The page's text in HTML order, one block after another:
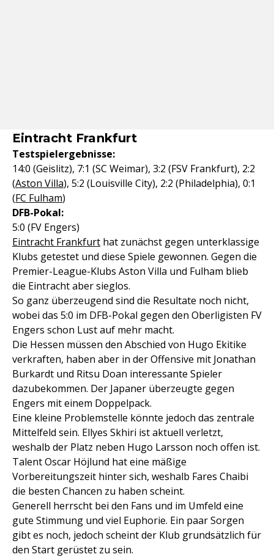
Eintracht Frankfurt
Testspielergebnisse:
14:0 (Geislitz), 7:1 (SC Weimar), 3:2 (FSV Frankfurt), 2:2
(Aston Villa), 5:2 (Louisville City), 2:2 (Philadelphia), 0:1
(FC Fulham)
DFB-Pokal:
5:0 (FV Engers)
Eintracht Frankfurt hat zunächst gegen unterklassige
Klubs getestet und diese Spiele gewonnen. Gegen die
Premier-League-Klubs Aston Villa und Fulham blieb
die Eintracht aber sieglos.
So ganz überzeugend sind die Resultate noch nicht,
wobei das 5:0 im DFB-Pokal gegen den Oberligisten FV
Engers schon Lust auf mehr macht.
Die Hessen müssen den Abschied von Hugo Ekitike
verkraften, haben aber in der Offensive mit Jonathan
Burkardt und Ritsu Doan interessante Spieler
dazubekommen. Der Japaner überzeugte gegen
Engers mit einem Doppelpack.
Eine kleine Problemstelle könnte jedoch das zentrale
Mittelfeld sein. Ellyes Skhiri ist aktuell verletzt,
weshalb der Platz neben Hugo Larsson noch offen ist.
Talent Oscar Höjlund hat eine mäßige
Vorbereitungszeit hinter sich, weshalb Fares Chaibi
die besten Chancen zu haben scheint.
Generell herrscht bei den Fans und im Umfeld eine
gute Stimmung und viel Euphorie. Ein paar Sorgen
gibt es noch, jedoch scheint der Klub grundsätzlich für
den Start gerüstet zu sein.